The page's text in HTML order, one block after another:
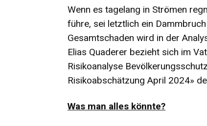
Wenn es tagelang in Strömen
führe, sei letztlich ein
Gesamtschaden wird in der
Elias Quaderer bezieht sich im
Risikoanalyse
Risikoabschätzung April 2024»
Was man alles könnte?